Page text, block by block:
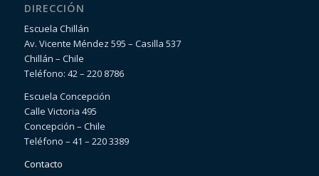
DIRECCIÓN
Escuela Chillán
Av. Vicente Méndez 595 – Casilla 537
Chillán – Chile
Teléfono: 42 – 220 8786
Escuela Concepción
Calle Victoria 495
Concepción – Chile
Teléfono – 41 – 220 3389
Contacto